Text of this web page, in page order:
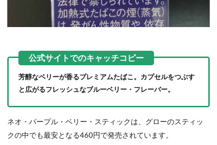
芳醇なベリーが香るプレミアムたばこ。 カプセルをつぶす
と広がるフレッシュなブルーベリー・フレーバー。
ネオ・パープル・ベリー・スティックは、グローのスティッ
クの中でも最安となる460円で発売されています。